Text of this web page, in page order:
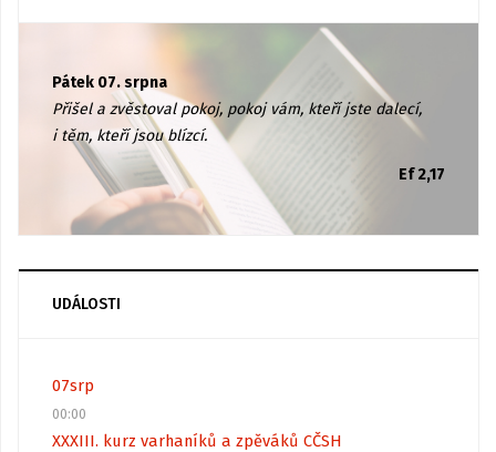
Pátek 07. srpna
Přišel a zvěstoval pokoj, pokoj vám, kteří jste dalecí,
i těm, kteří jsou blízcí.
Ef 2,17
UDÁLOSTI
07srp
00:00
XXXIII. kurz varhaníků a zpěváků CČSH